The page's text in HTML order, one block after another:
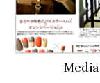
Media